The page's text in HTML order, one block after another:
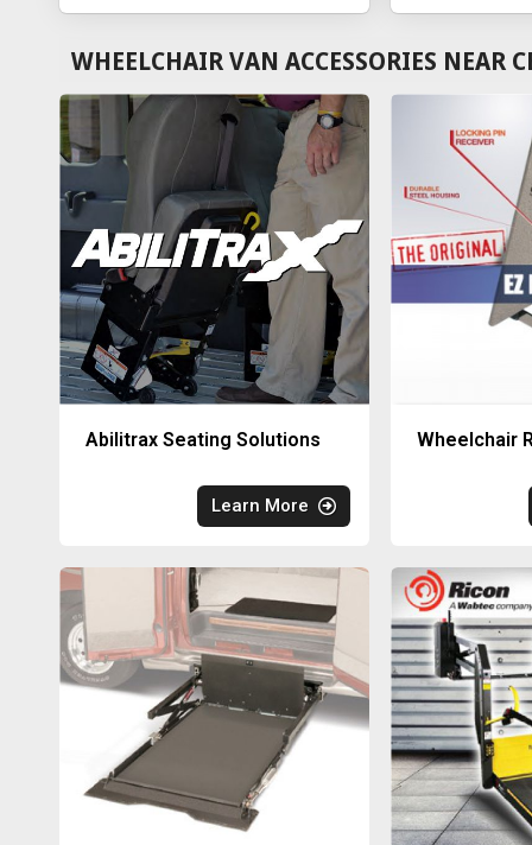
WHEELCHAIR VAN ACCESSORIES NEAR
Abilitrax Seating Solutions
Learn More
Wheelchair